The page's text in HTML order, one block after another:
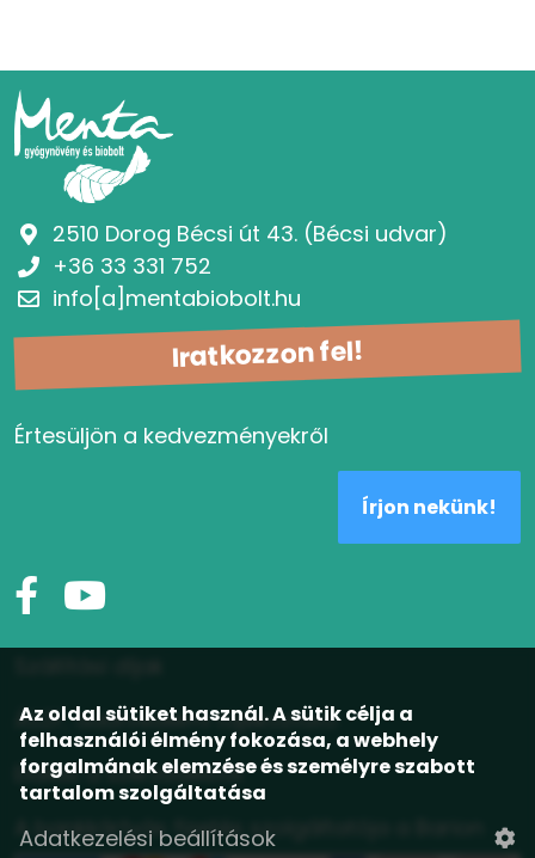
ÁSZF, adatvédelmi tájékoztató
Elállás a szerződéstől
A bankkártyás fizetés szolgáltatója a Barion
Iratkozzon fel!
Értesüljön a kedvezményekről
Írjon nekünk!
2510 Dorog Bécsi út 43. (Bécsi udvar)
+36 33 331 752
info[a]mentabiobolt.hu
Az oldal sütiket használ. A sütik célja a
felhasználói élmény fokozása, a webhely
forgalmának elemzése és személyre szabott
tartalom szolgáltatása
Adatkezelési beállítások